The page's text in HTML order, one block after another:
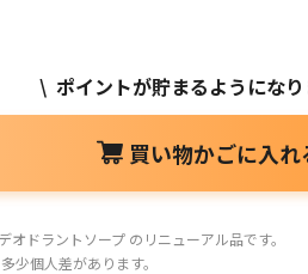
\ ポイントが貯まるようにな
買い物かごに入れ
ドラントソープ のリニューアル品です。
少個人差があります。